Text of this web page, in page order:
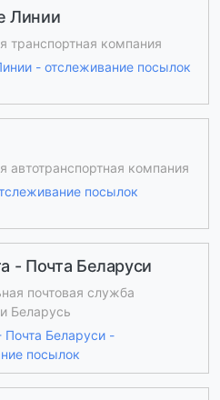
Линии
транспортная компания
- отслеживание посылок
автотранспортная компания
посылок
- Почта Беларуси
почтовая служба
Беларусь
Почта Беларуси -
посылок